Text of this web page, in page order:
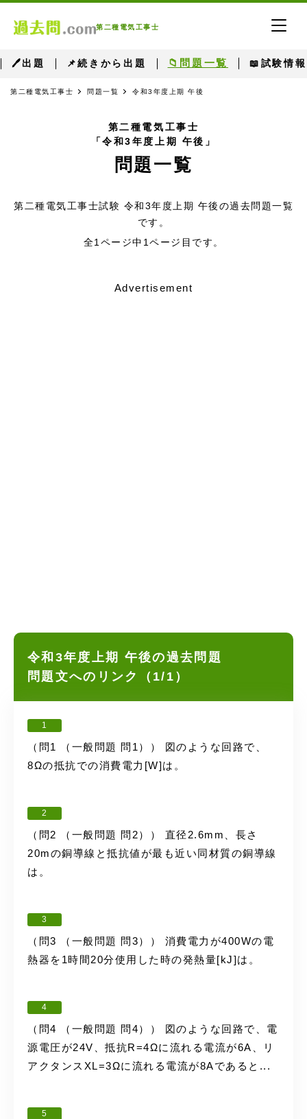
第二種電気工事士
🖊出題 📌続きから出題 📁問題一覧 📖試験情報
第二種電気工事士 問題一覧 令和3年度上期 午後
第二種電気工事士
「令和3年度上期 午後」
問題一覧
第二種電気工事士試験 令和3年度上期 午後の過去問題一覧
です。
全1ページ中1ページ目です。
Advertisement
令和3年度上期 午後の過去問題
問題文へのリンク（1/1）
1
（問1 （一般問題 問1）） 図のような回路で、
8Ωの抵抗での消費電力[W]は。
2
（問2 （一般問題 問2）） 直径2.6mm、長さ
20mの銅導線と抵抗値が最も近い同材質の銅導線
は。
3
（問3 （一般問題 問3）） 消費電力が400Wの電
熱器を1時間20分使用した時の発熱量[kJ]は。
4
（問4 （一般問題 問4）） 図のような回路で、電
源電圧が24V、抵抗R=4Ωに流れる電流が6A、リ
アクタンスXL=3Ωに流れる電流が8Aであると...
5